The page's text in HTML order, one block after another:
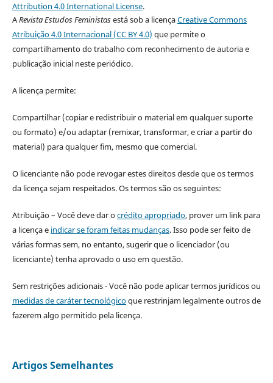
Attribution 4.0 International License.
ARevista Estudos Feministasestá sob a licençaCreative Commons
Atribuição 4.0 Internacional (CC BY 4.0) que permite o
compartilhamento do trabalho com reconhecimento de autoria e
publicação inicial neste periódico.
A licença permite:
Compartilhar (copiar e redistribuir o material em qualquer suporte
ou formato) e/ou adaptar (remixar, transformar, e criar a partir do
material) para qualquer fim, mesmo que comercial.
O licenciante não pode revogar estes direitos desde que os termos
da licença sejam respeitados. Os termos são os seguintes:
Atribuição – Você deve dar ocrédito apropriado, prover um link para
a licença e indicar se foram feitas mudanças. Isso pode ser feito de
várias formas sem, no entanto, sugerir que o licenciador (ou
licenciante) tenha aprovado o uso em questão.
Sem restrições adicionais - Você não pode aplicar termos jurídicos ou
medidas de caráter tecnológicoque restrinjam legalmente outros de
fazerem algo permitido pela licença.
Artigos Semelhantes